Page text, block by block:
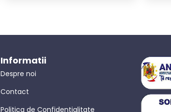
Informatii
Despre noi
Contact
Politica de Confidentialitate